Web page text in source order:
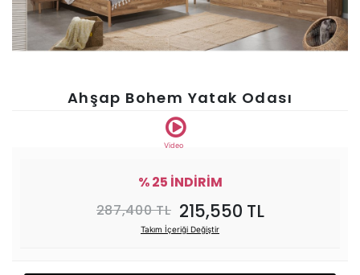
Tv
Ünitesi
Ahşap Bohem Yatak Odası
Video
% 25 İNDİRİM
287,400 TL 215,550 TL
Takım İçeriği Değiştir